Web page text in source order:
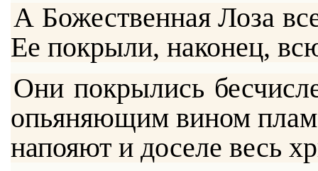
А Божественная Лоза
Ее покрыли, наконец,
Они покрылись
опьяняющим вином
напояют и доселе весь